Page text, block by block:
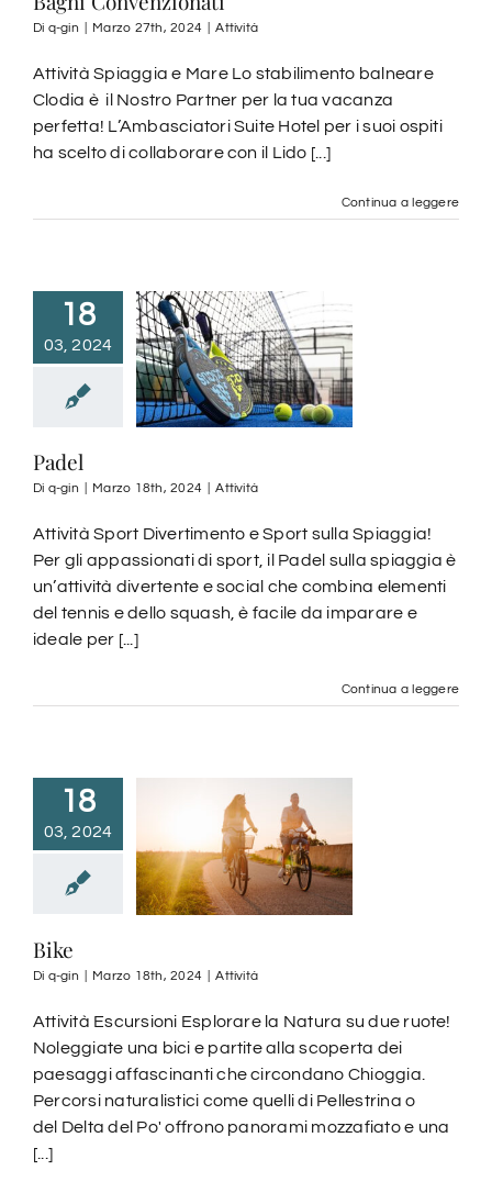
Attività
Cafè & Rooftop
Webcam
Contatti
Italiano
Di q-gin Marzo 27th, 2024 Attività
Attività Spiaggia e Mare Lo stabilimento balneare
Clodia è il Nostro Partner per la tua vacanza
perfetta! L’Ambasciatori Suite Hotel per i suoi ospiti
ha scelto di collaborare con il Lido [...]
Continua a leggere
18
03, 2024
Padel
Di q-gin Marzo 18th, 2024 Attività
Attività Sport Divertimento e Sport sulla Spiaggia!
Per gli appassionati di sport, il Padel sulla spiaggia è
un’attività divertente e social che combina elementi
del tennis e dello squash, è facile da imparare e
ideale per [...]
Continua a leggere
18
03, 2024
Bike
Di q-gin Marzo 18th, 2024 Attività
Attività Escursioni Esplorare la Natura su due ruote!
Noleggiate una bici e partite alla scoperta dei
paesaggi affascinanti che circondano Chioggia.
Percorsi naturalistici come quelli di Pellestrina o
del Delta del Po' offrono panorami mozzafiato e una
[...]